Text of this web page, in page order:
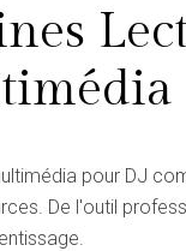
pour DJ
De l'outil